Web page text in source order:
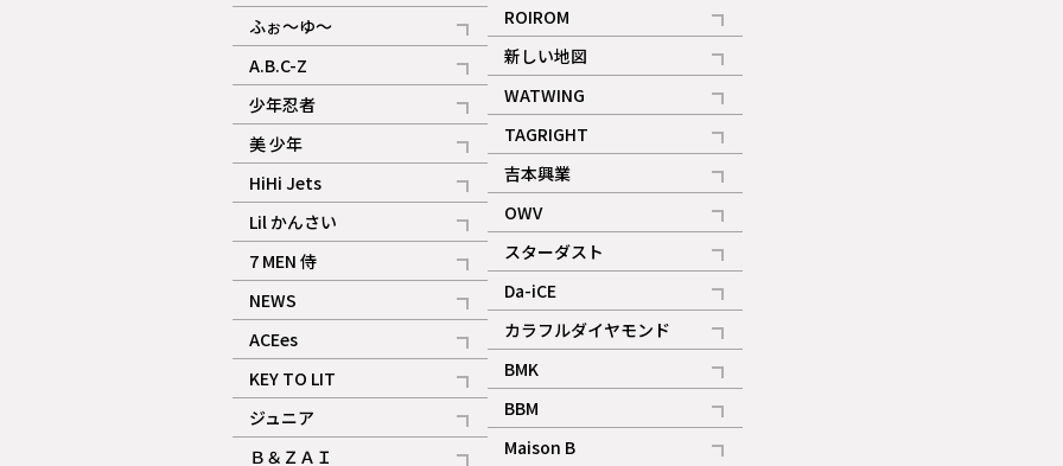
記事
ふぉ～ゆ～
記事
A.B.C-Z
記事
ギャラリー
少年忍者
記事
美 少年
記事
HiHi Jets
記事
Lil かんさい
記事
7 MEN 侍
記事
NEWS
記事
ACEes
記事
KEY TO LIT
記事
ジュニア
記事
Ｂ＆ＺＡＩ
ROIROM
記事
新しい地図
記事
WATWING
記事
TAGRIGHT
記事
吉本興業
記事
OWV
記事
ギャラリー
スターダスト
記事
Da-iCE
記事
カラフルダイヤモンド
記事
BMK
記事
ギャラリー
BBM
記事
ギャラリー
Maison B